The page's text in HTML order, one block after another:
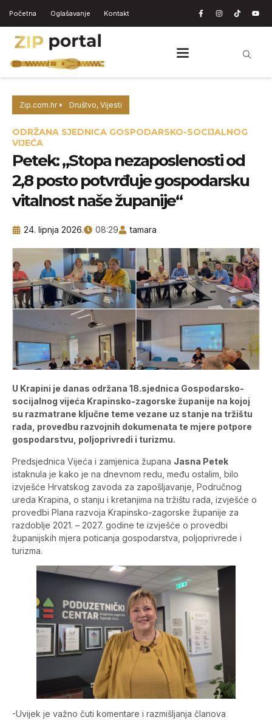
Početna Oglašavanje Kontakt
Zip.com.hr Društvo, Vijesti
ODRŽANA SJEDNICA GOSPODARSKO-SOCIJALNOG
VIJEĆA
Petek: „Stopa nezaposlenosti od
2,8 posto potvrđuje gospodarsku
vitalnost naše županije“
24. lipnja 2026. 08:29 tamara
U Krapini je danas održana 18.sjednica Gospodarsko-
socijalnog vijeća Krapinsko-zagorske županije na kojoj
su razmatrane ključne teme vezane uz stanje na tržištu
rada, provedbu razvojnih dokumenata te mjere potpore
gospodarstvu, poljoprivredi i turizmu.
Predsjednica Vijeća i zamjenica župana Jasna Petek
istaknula je kako je na dnevnom redu, među ostalim, bilo
izvješće Hrvatskog zavoda za zapošljavanje, Područnog
ureda Krapina, o stanju i kretanjima na tržištu rada, izvješće o
provedbi Plana razvoja Krapinsko-zagorske županije za
razdoblje 2021. – 2027. godine te izvješće o provedbi
županijskih mjera poticanja gospodarstva, poljoprivrede i
turizma.
-Uvijek je važno čuti komentare i razmišljanja članova